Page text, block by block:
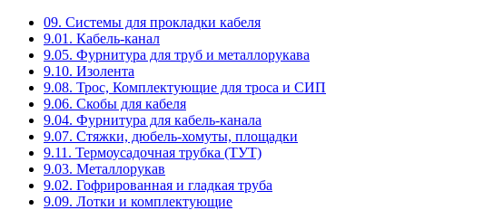
09. Системы для прокладки кабеля
9.01. Кабель-канал
9.05. Фурнитура для труб и металлорукава
9.10. Изолента
9.08. Трос, Комплектующие для троса и СИП
9.06. Скобы для кабеля
9.04. Фурнитура для кабель-канала
9.07. Стяжки, дюбель-хомуты, площадки
9.11. Термоусадочная трубка (ТУТ)
9.03. Металлорукав
9.02. Гофрированная и гладкая труба
9.09. Лотки и комплектующие